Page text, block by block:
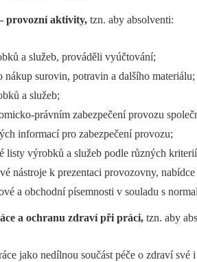
provozní aktivity, tzn. aby absolventi:
a služeb, prováděli vyúčtování;
surovin, potravin a dalšího materiálu;
a služeb;
právním zabezpečení provozu
informací pro zabezpečení provozu;
listy výrobků a služeb podle různých
nástroje k prezentaci provozovny,
a obchodní písemnosti v souladu s
a ochranu zdraví při práci, tzn. aby
jako nedílnou součást péče o zdraví